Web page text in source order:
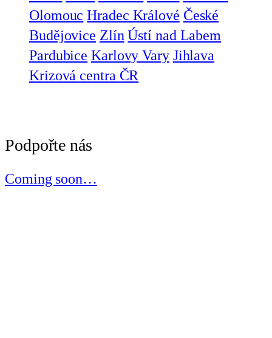
Olomouc Hradec Králové České
Budějovice Zlín Ústí nad Labem
Pardubice Karlovy Vary Jihlava
Krizová centra ČR
Podpořte nás
Coming soon…